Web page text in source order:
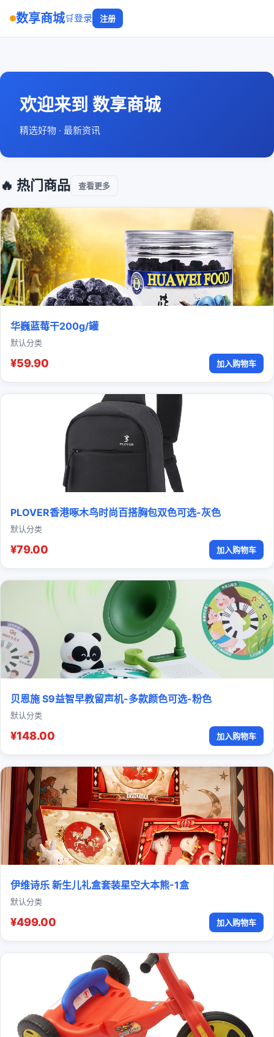
数享商城🛒登录 注册
欢迎来到 数享商城
精选好物 · 最新资讯
🔥 热门商品 查看更多
华巍蓝莓干200g/罐
默认分类
¥59.90 加入购物车
PLOVER香港啄木鸟时尚百搭胸包双色可选-灰色
默认分类
¥79.00 加入购物车
贝恩施 S9益智早教留声机-多款颜色可选-粉色
默认分类
¥148.00 加入购物车
伊维诗乐 新生儿礼盒套装星空大本熊-1盒
默认分类
¥499.00 加入购物车